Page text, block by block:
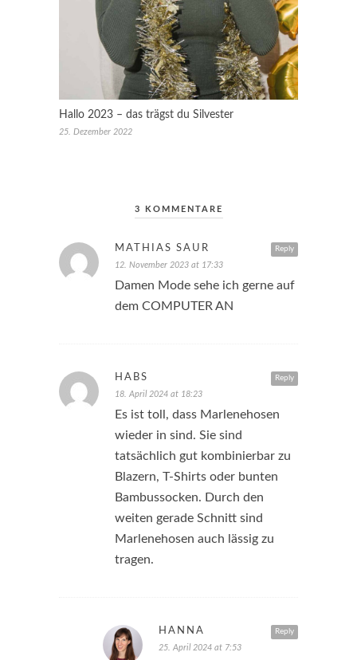
Hallo 2023 – das trägst du Silvester
25. Dezember 2022
3 KOMMENTARE
Reply
MATHIAS SAUR
12. November 2023 at 17:33
Damen Mode sehe ich gerne auf
dem COMPUTER AN
Reply
HABS
18. April 2024 at 18:23
Es ist toll, dass Marlenehosen
wieder in sind. Sie sind
tatsächlich gut kombinierbar zu
Blazern, T-Shirts oder bunten
Bambussocken. Durch den
weiten gerade Schnitt sind
Marlenehosen auch lässig zu
tragen.
Reply
HANNA
25. April 2024 at 7:53